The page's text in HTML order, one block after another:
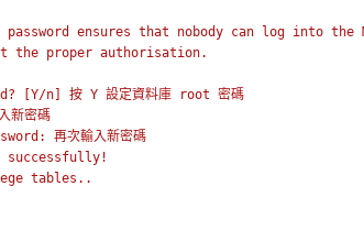
ensures that nobody can log into the
the proper authorisation.
[Y/n] 按 Y 設定資料庫 root 密碼
新密碼
再次輸入新密碼
successfully!
tables..